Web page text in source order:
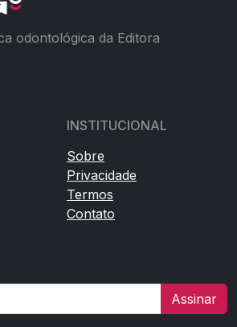
odontológica da Editora
INSTITUCIONAL
Sobre
Privacidade
Termos
Contato
Assinar